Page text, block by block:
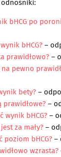
bHCG po
bHCG?–
prawidłowo?–
pewno
bety?–
prawidłowe?–
wynik bHCG?–
za mały?–
poziom bHCG?–
wzrasta?